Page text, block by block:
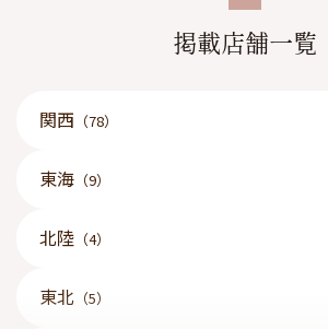
掲載店舗一覧
関西 （78）
東海 （9）
北陸 （4）
東北 （5）